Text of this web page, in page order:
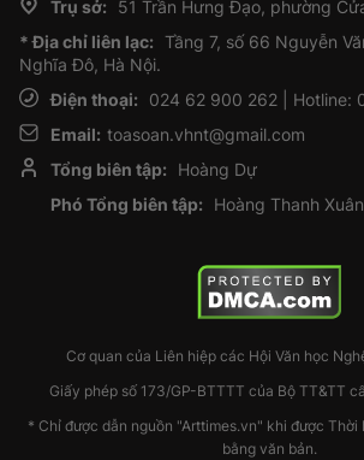
Trụ sở:
51 Trần Hưng Đạo, phường
* Địa chỉ liên lạc: Tầng 7, số 66 Nguyễn
Nghĩa Đô, Hà Nội.
Điện thoại:
024 62 900 262 | Hotline:
Email: toasoan.vhnt@gmail.com
Tổng biên tập:
Hoàng Dự
Phó Tổng biên tập:
Hoàng Thanh Xuân
Cơ quan của Liên hiệp các Hội Văn học
Giấy phép số 173/GP-BTTTT của Bộ TT&TT
* Chỉ được dẫn nguồn "Arttimes.vn" khi được Thời
bằng văn bản.